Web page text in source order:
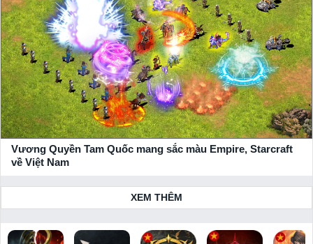
Vương Quyền Tam Quốc mang sắc màu Empire, Starcraft
về Việt Nam
XEM THÊM